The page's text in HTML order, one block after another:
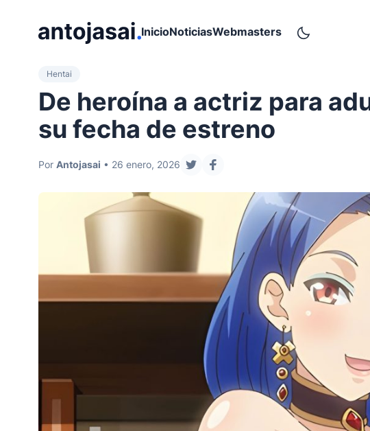
InicioNoticiasWebmasters
modo
Hentai
De heroína a actriz para
su fecha de estreno
Por Antojasai • 26 enero, 2026
compartir en twitter
compartir en facebook